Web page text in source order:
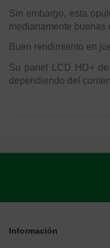
Sin embargo, esta
medianamente buenas
Buen rendimiento en
Su panel LCD HD+
dependiendo del
Información